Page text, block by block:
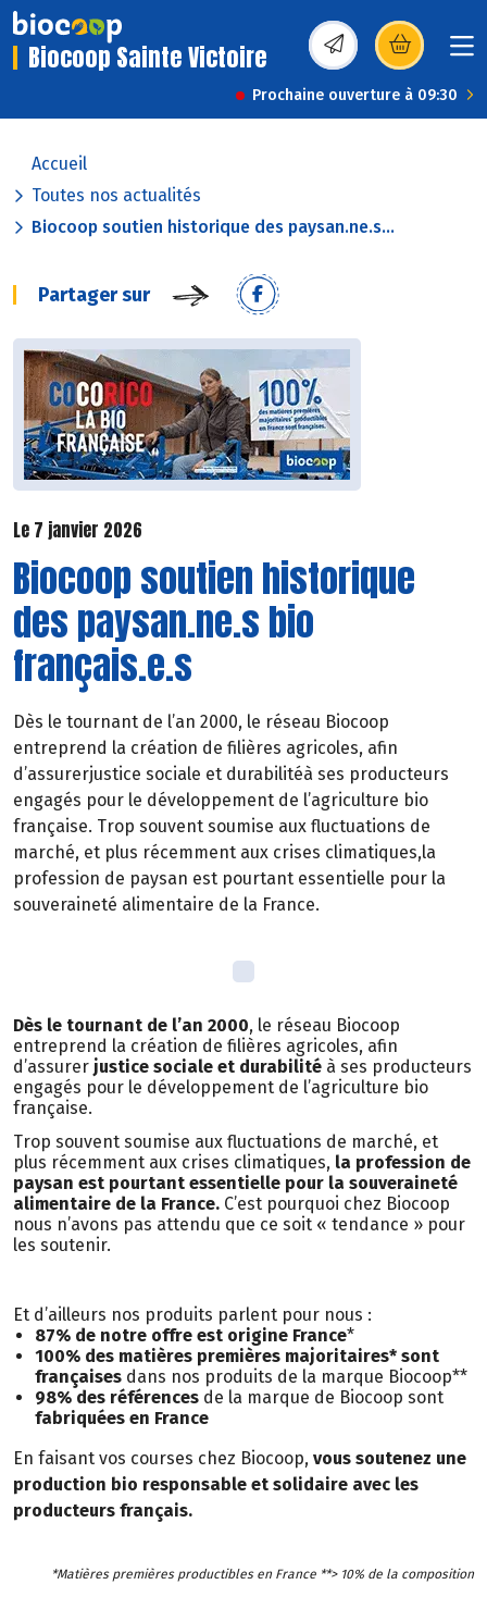
Biocoop Sainte Victoire (s’ouvre dans une
Prochaine ouverture à 09:30
Accueil
Toutes nos actualités
Biocoop soutien historique des paysan.ne.s...
Partager sur
Le 7 janvier 2026
Biocoop soutien historique
des paysan.ne.s bio
français.e.s
Dès le tournant de l’an 2000, le réseau Biocoop
entreprend la création de filières agricoles, afin
d’assurerjustice sociale et durabilitéà ses producteurs
engagés pour le développement de l’agriculture bio
française. Trop souvent soumise aux fluctuations de
marché, et plus récemment aux crises climatiques,la
profession de paysan est pourtant essentielle pour la
souveraineté alimentaire de la France.
Dès le tournant de l’an 2000, le réseau Biocoop
entreprend la création de filières agricoles, afin
d’assurer justice sociale et durabilité à ses producteurs
engagés pour le développement de l’agriculture bio
française.
Trop souvent soumise aux fluctuations de marché, et
plus récemment aux crises climatiques, la profession de
paysan est pourtant essentielle pour la souveraineté
alimentaire de la France. C’est pourquoi chez Biocoop
nous n’avons pas attendu que ce soit « tendance » pour
les soutenir.
Et d’ailleurs nos produits parlent pour nous :
87% de notre offre est origine France*
100% des matières premières majoritaires* sont
françaises dans nos produits de la marque Biocoop**
98% des références de la marque de Biocoop sont
fabriquées en France
En faisant vos courses chez Biocoop, vous soutenez une
production bio responsable et solidaire avec les
producteurs français.
*Matières premières productibles en France **> 10% de la composition